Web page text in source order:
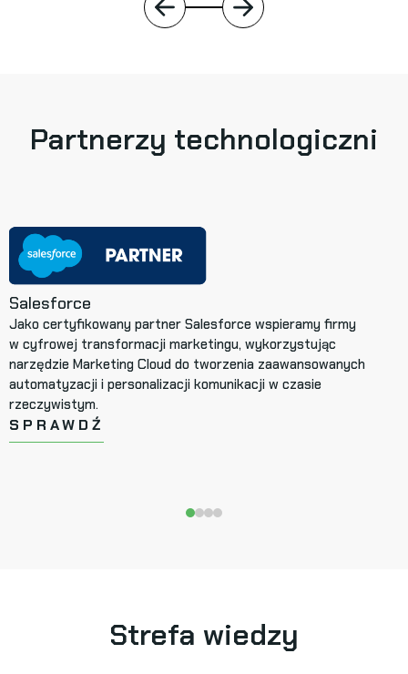
Partnerzy technologiczni
Salesforce
Jako certyfikowany partner Salesforce wspieramy firmy
w cyfrowej transformacji marketingu, wykorzystując
narzędzie Marketing Cloud do tworzenia zaawansowanych
automatyzacji i personalizacji komunikacji w czasie
rzeczywistym.
SPRAWDŹ
Strefa wiedzy